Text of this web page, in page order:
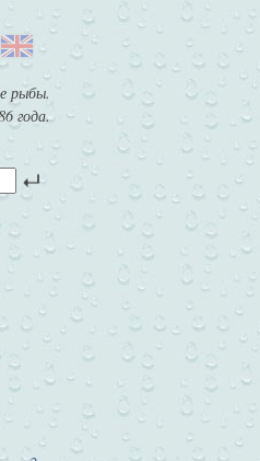
рыбы.
года.